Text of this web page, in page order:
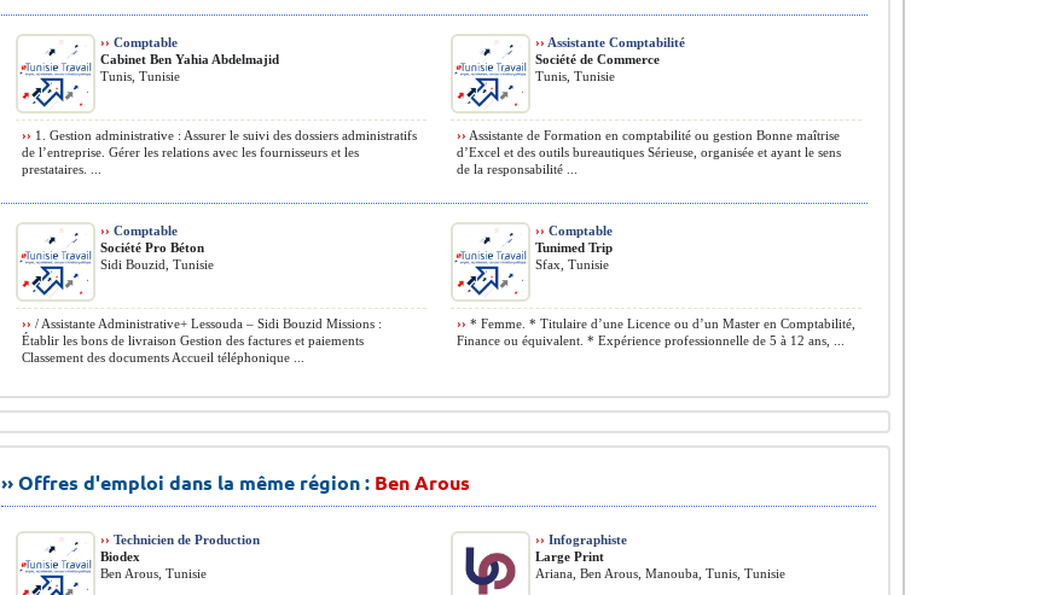
›› Comptable
Cabinet Ben Yahia Abdelmajid
Tunis, Tunisie
›› 1. Gestion administrative : Assurer le suivi des dossiers administratifs
de l’entreprise. Gérer les relations avec les fournisseurs et les
prestataires. ...
›› Assistante Comptabilité
Société de Commerce
Tunis, Tunisie
›› Assistante de Formation en comptabilité ou gestion Bonne maîtrise
d’Excel et des outils bureautiques Sérieuse, organisée et ayant le sens
de la responsabilité ...
›› Comptable
Société Pro Béton
Sidi Bouzid, Tunisie
›› / Assistante Administrative+ Lessouda – Sidi Bouzid Missions :
Établir les bons de livraison Gestion des factures et paiements
Classement des documents Accueil téléphonique ...
›› Comptable
Tunimed Trip
Sfax, Tunisie
›› * Femme. * Titulaire d’une Licence ou d’un Master en Comptabilité,
Finance ou équivalent. * Expérience professionnelle de 5 à 12 ans, ...
›› Offres d'emploi dans la même région : Ben Arous
›› Technicien de Production
Biodex
Ben Arous, Tunisie
›› Infographiste
Large Print
Ariana, Ben Arous, Manouba, Tunis, Tunisie